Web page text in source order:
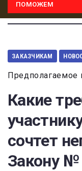
ПОМОЖЕМ
ЗАКАЗЧИКАМ
Предполагаемое
Какие
сочтет
Закону